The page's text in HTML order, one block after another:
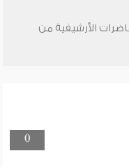
الأرشيفية من
0